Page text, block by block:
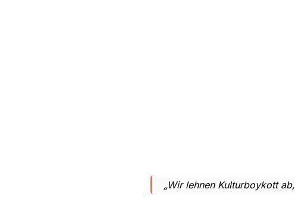
„Wir lehnen Kulturboykott